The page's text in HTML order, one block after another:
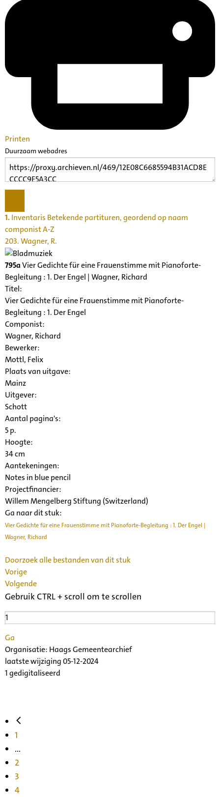
Printen
Duurzaam webadres
1.Inventaris Betekende partituren, geordend op naam
componist A-Z
203. Wagner, R.
795aVier Gedichte für eine Frauenstimme mit Pianoforte-
Begleitung : 1. Der Engel | Wagner, Richard
Titel:
Vier Gedichte für eine Frauenstimme mit Pianoforte-
Begleitung : 1. Der Engel
Componist:
Wagner, Richard
Bewerker:
Mottl, Felix
Plaats van uitgave:
Mainz
Uitgever:
Schott
Aantal pagina's:
5 p.
Hoogte:
34 cm
Aantekeningen:
Notes in blue pencil
Projectfinancier:
Willem Mengelberg Stiftung (Switzerland)
Ga naar dit stuk:
Vier Gedichte für eine Frauenstimme mit Pianoforte-Begleitung : 1. Der Engel |
Wagner, Richard
Doorzoek alle bestanden van dit stuk
Vorige
Volgende
Gebruik CTRL + scroll om te scrollen
Ga
Organisatie: Haags Gemeentearchief
laatste wijziging 05-12-2024
1 gedigitaliseerd
1
...
2
3
4